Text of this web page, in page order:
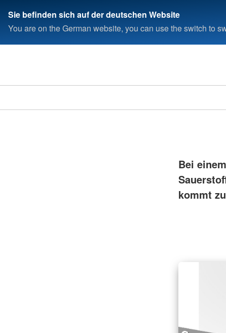
Sie befinden sich auf der deutschen Website
You are on the German website, you can use the switch to
Bei
kommt